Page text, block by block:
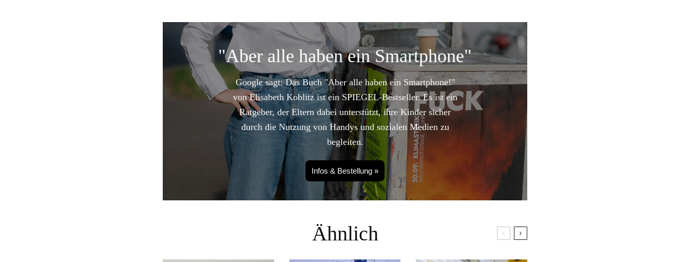
"Aber alle haben ein Smartphone"
Google sagt: Das Buch "Aber alle haben ein Smartphone!"
von Elisabeth Koblitz ist ein SPIEGEL-Bestseller. Es ist ein
Ratgeber, der Eltern dabei unterstützt, ihre Kinder sicher
durch die Nutzung von Handys und sozialen Medien zu
begleiten.
Infos & Bestellung »
Ähnlich